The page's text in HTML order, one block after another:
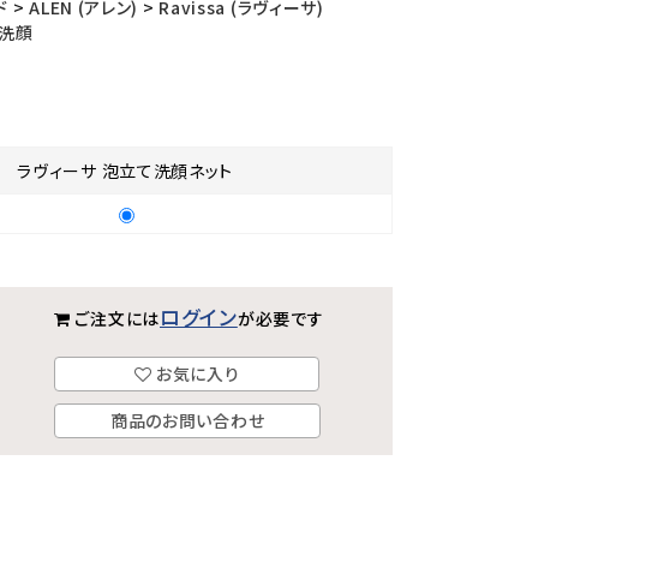
>ALEN (アレン) > Ravissa (ラヴィーサ)
洗顔
ラヴィーサ 泡立て洗顔ネット
ご注文にはログインが必要です
お気に入り
商品のお問い合わせ